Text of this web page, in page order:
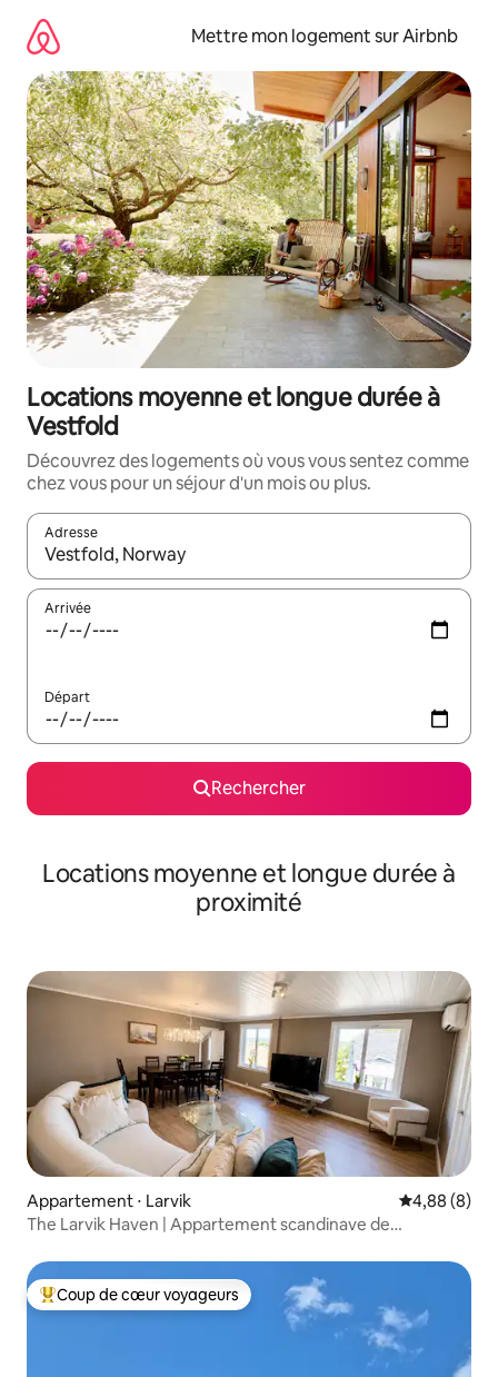
directement
contenu
Mettre mon logement sur Airbnb
Locations moyenne et longue durée à
Vestfold
Découvrez des logements où vous vous sentez comme
chez vous pour un séjour d'un mois ou plus.
Adresse
Lorsque les résultats s'affichent, utilisez les flèches vers le
Arrivée
Départ
Rechercher
Locations moyenne et longue durée à
proximité
Appartement ⋅ Larvik Évaluation
4,88 (8)
The Larvik Haven | Appartement scandinave de
Coups de cœur voyageurs les plus appréciés
Coup de cœur voyageurs